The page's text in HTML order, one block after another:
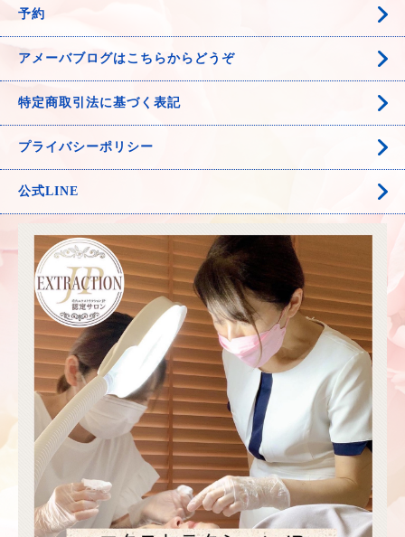
予約
アメーバブログはこちらからどうぞ
特定商取引法に基づく表記
プライバシーポリシー
公式LINE